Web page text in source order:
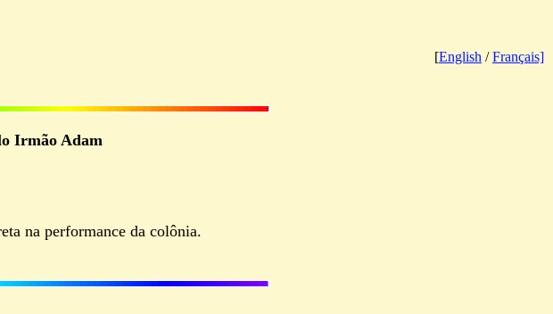
[English /Français]
Irmão Adam
na performance da colônia.